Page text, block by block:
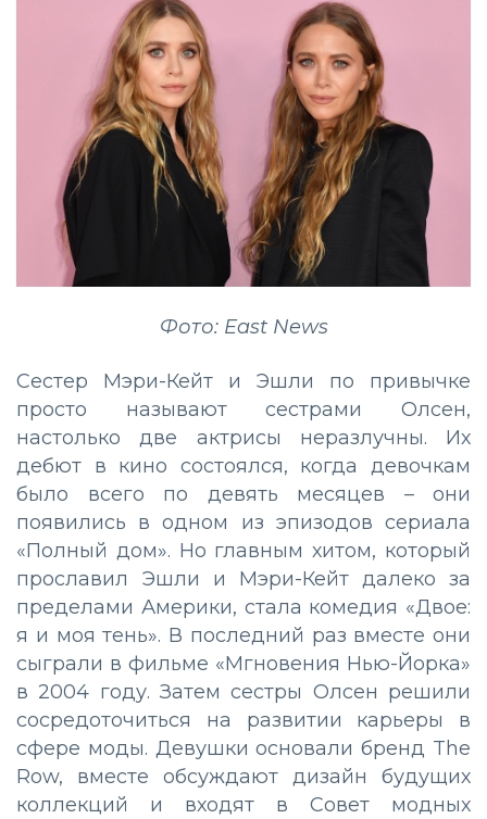
Фото: East News
Сестер Мэри-Кейт и Эшли по привычке
просто называют сестрами Олсен,
настолько две актрисы неразлучны. Их
дебют в кино состоялся, когда девочкам
было всего по девять месяцев – они
появились в одном из эпизодов сериала
«Полный дом». Но главным хитом, который
прославил Эшли и Мэри-Кейт далеко за
пределами Америки, стала комедия «Двое:
я и моя тень». В последний раз вместе они
сыграли в фильме «Мгновения Нью-Йорка»
в 2004 году. Затем сестры Олсен решили
сосредоточиться на развитии карьеры в
сфере моды. Девушки основали бренд The
Row, вместе обсуждают дизайн будущих
коллекций и входят в Совет модных